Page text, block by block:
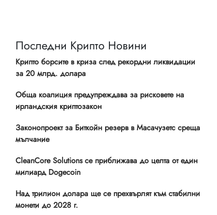
Последни Крипто Новини
Крипто борсите в криза след рекордни ликвидации
за 20 млрд. долара
Обща коалиция предупреждава за рисковете на
ирландския криптозакон
Законопроект за Биткойн резерв в Масачузетс среща
мълчание
CleanCore Solutions се приближава до целта от един
милиард Dogecoin
Над трилион долара ще се прехвърлят към стабилни
монети до 2028 г.